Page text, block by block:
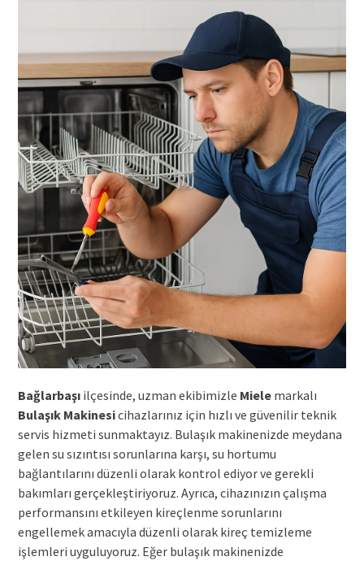
Bağlarbaşıilçesinde, uzman ekibimizle Mielemarkalı
Bulaşık Makinesicihazlarınız için hızlı ve güvenilir teknik
servis hizmeti sunmaktayız. Bulaşık makinenizde meydana
gelen su sızıntısı sorunlarına karşı, su hortumu
bağlantılarını düzenli olarak kontrol ediyor ve gerekli
bakımları gerçekleştiriyoruz. Ayrıca, cihazınızın çalışma
performansını etkileyen kireçlenme sorunlarını
engellemek amacıyla düzenli olarak kireç temizleme
işlemleri uyguluyoruz. Eğer bulaşık makinenizde